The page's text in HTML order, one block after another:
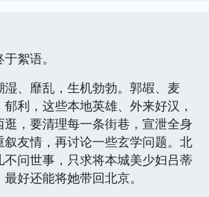
絮语。
湿、靡乱，生机勃勃。郭嘏、麦
利，这些本地英雄、外来好汉，
逛，要清理每一条街巷，宣泄全身
叙友情，再讨论一些玄学问题。北
不问世事，只求将本城美少妇吕蒂
好还能将她带回北京。